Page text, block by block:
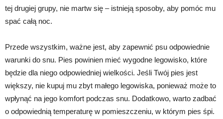
tej drugiej grupy, nie martw się – istnieją sposoby, aby pomóc mu
spać całą noc.
Przede wszystkim, ważne jest, aby zapewnić psu odpowiednie
warunki do snu. Pies powinien mieć wygodne legowisko, które
będzie dla niego odpowiedniej wielkości. Jeśli Twój pies jest
większy, nie kupuj mu zbyt małego legowiska, ponieważ może to
wpłynąć na jego komfort podczas snu. Dodatkowo, warto zadbać
o odpowiednią temperaturę w pomieszczeniu, w którym pies śpi.